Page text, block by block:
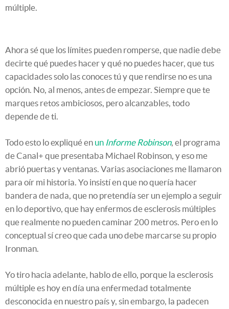
múltiple.
Ahora sé que los límites pueden romperse, que nadie debe
decirte qué puedes hacer y qué no puedes hacer, que tus
capacidades solo las conoces tú y que rendirse no es una
opción. No, al menos, antes de empezar. Siempre que te
marques retos ambiciosos, pero alcanzables, todo
depende de ti.
Todo esto lo expliqué en un Informe Robinson, el programa
de Canal+ que presentaba Michael Robinson, y eso me
abrió puertas y ventanas. Varias asociaciones me llamaron
para oír mi historia. Yo insistí en que no quería hacer
bandera de nada, que no pretendía ser un ejemplo a seguir
en lo deportivo, que hay enfermos de esclerosis múltiples
que realmente no pueden caminar 200 metros. Pero en lo
conceptual sí creo que cada uno debe marcarse su propio
Ironman.
Yo tiro hacia adelante, hablo de ello, porque la esclerosis
múltiple es hoy en día una enfermedad totalmente
desconocida en nuestro país y, sin embargo, la padecen